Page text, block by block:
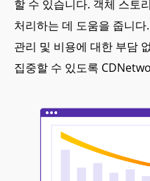
할 수 있습니다. 객체 스토
처리하는 데 도움을 줍니
관리 및 비용에 대한 부담
집중할 수 있도록